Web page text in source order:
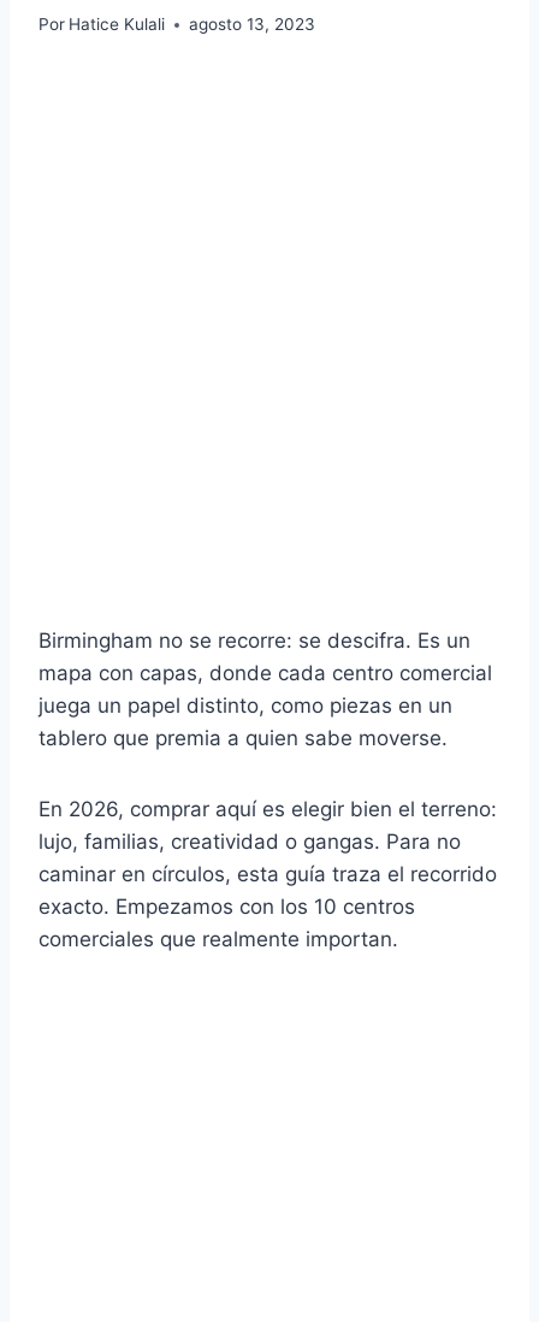
Por Hatice Kulali agosto 13, 2023
Birmingham no se recorre: se descifra. Es un
mapa con capas, donde cada centro comercial
juega un papel distinto, como piezas en un
tablero que premia a quien sabe moverse.
En 2026, comprar aquí es elegir bien el terreno:
lujo, familias, creatividad o gangas. Para no
caminar en círculos, esta guía traza el recorrido
exacto. Empezamos con los 10 centros
comerciales que realmente importan.